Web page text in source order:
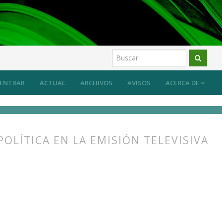
ACTUAL ARCHIVOS AVISOS ACERCA DE
ENTRAR
EN LA EMISIÓN TELEVISIVA